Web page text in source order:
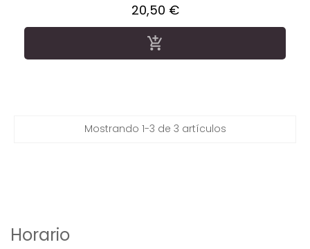
Precio
20,50 €

Mostrando 1-3 de 3 artículos
Horario